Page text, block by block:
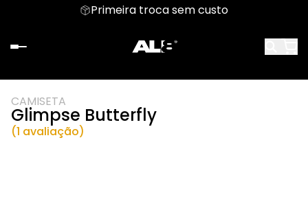
Primeira troca sem custo
CAMISETA
Glimpse Butterfly
(1 avaliação)